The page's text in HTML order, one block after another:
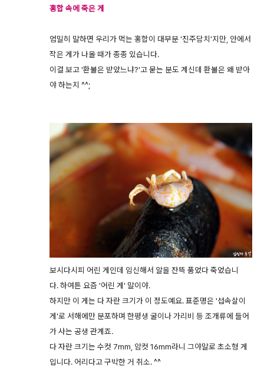
홍합 속에 죽은 게
엄밀히 말하면 우리가 먹는 홍합이 대부분 '진주담치'지만, 안에서
작은 게가 나올 때가 종종 있습니다.
이걸 보고 '환불은 받았느냐?'고 묻는 분도 계신데 환불은 왜 받아
야 하는지 ^^;
보시다시피 어린 게인데 임신해서 알을 잔뜩 품었다 죽었습니
다. 하여튼 요즘 '어린 게' 말이야.
하지만 이 게는 다 자란 크기가 이 정도예요. 표준명은 '섭속살이
게'로 서해에만 분포하며 한평생 굴이나 가리비 등 조개류에 들어
가 사는 공생 관계죠.
다 자란 크기는 수컷 7mm, 암컷 16mm라니 그야말로 초소형 게
입니다. 어리다고 구박한 거 취소. ^^